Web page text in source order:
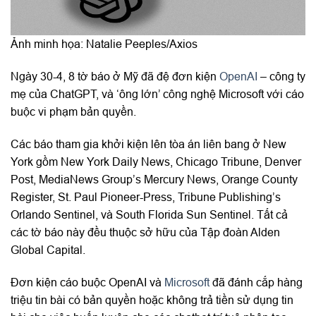
Ảnh minh họa: Natalie Peeples/Axios
Ngày 30-4, 8 tờ báo ở Mỹ đã đệ đơn kiện OpenAI – công ty
mẹ của ChatGPT, và ‘ông lớn’ công nghệ Microsoft với cáo
buộc vi phạm bản quyền.
Các báo tham gia khởi kiện lên tòa án liên bang ở New
York gồm New York Daily News, Chicago Tribune, Denver
Post, MediaNews Group’s Mercury News, Orange County
Register, St. Paul Pioneer-Press, Tribune Publishing’s
Orlando Sentinel, và South Florida Sun Sentinel. Tất cả
các tờ báo này đều thuộc sở hữu của Tập đoàn Alden
Global Capital.
Đơn kiện cáo buộc OpenAI và Microsoftđã đánh cắp hàng
triệu tin bài có bản quyền hoặc không trả tiền sử dụng tin